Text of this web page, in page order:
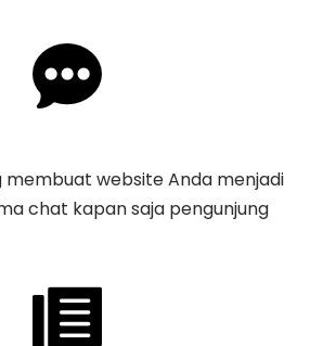
membuat website Anda menjadi
chat kapan saja pengunjung